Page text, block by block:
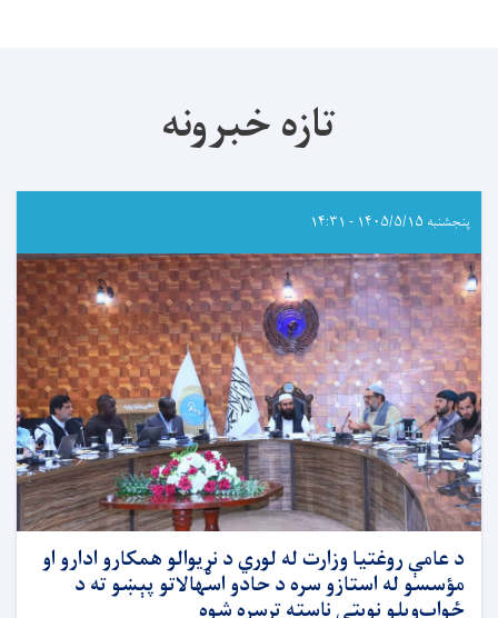
تازه خبرونه
پنجشنبه ۱۴۰۵/۵/۱۵ - ۱۴:۳۱
د عامې روغتيا وزارت له لوري د نړيوالو همکارو ادارو او
مؤسسو له استازو سره د حادو اسهالاتو پېښو ته د